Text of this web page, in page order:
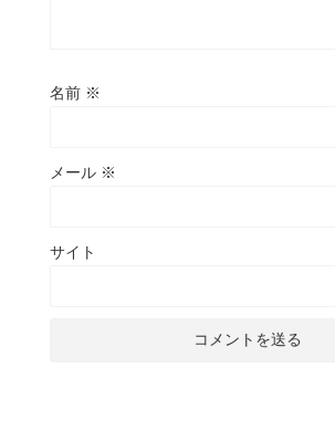
名前 ※
メール ※
サイト